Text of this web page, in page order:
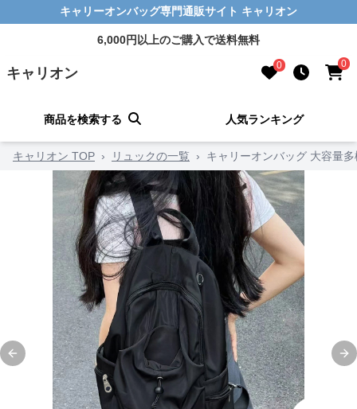
キャリーオンバッグ専門通販サイト キャリオン
6,000円以上のご購入で送料無料
キャリオン 0 0
商品を検索する 人気ランキング
キャリオン TOP › リュックの一覧 › キャリーオンバッグ 大容量
Previous slide